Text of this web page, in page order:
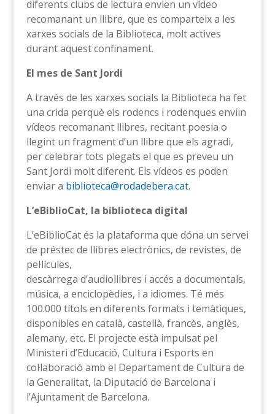
diferents clubs de lectura envien un vídeo
recomanant un llibre, que es comparteix a les
xarxes socials de la Biblioteca, molt actives
durant aquest confinament.
El mes de Sant Jordi
A través de les xarxes socials la Biblioteca ha fet
una crida perquè els rodencs i rodenques enviïn
vídeos recomanant llibres, recitant poesia o
llegint un fragment d’un llibre que els agradi,
per celebrar tots plegats el que es preveu un
Sant Jordi molt diferent. Els vídeos es poden
enviar a biblioteca@rodadebera.cat.
L’eBiblioCat, la biblioteca digital
L’eBiblioCat és la plataforma que dóna un servei
de préstec de llibres electrònics, de revistes, de
pel·lícules,
descàrrega d’audiollibres i accés a documentals,
música, a enciclopèdies, i a idiomes. Té més
100.000 títols en diferents formats i temàtiques,
disponibles en català, castellà, francès, anglès,
alemany, etc. El projecte està impulsat pel
Ministeri d’Educació, Cultura i Esports en
col·laboració amb el Departament de Cultura de
la Generalitat, la Diputació de Barcelona i
l’Ajuntament de Barcelona.